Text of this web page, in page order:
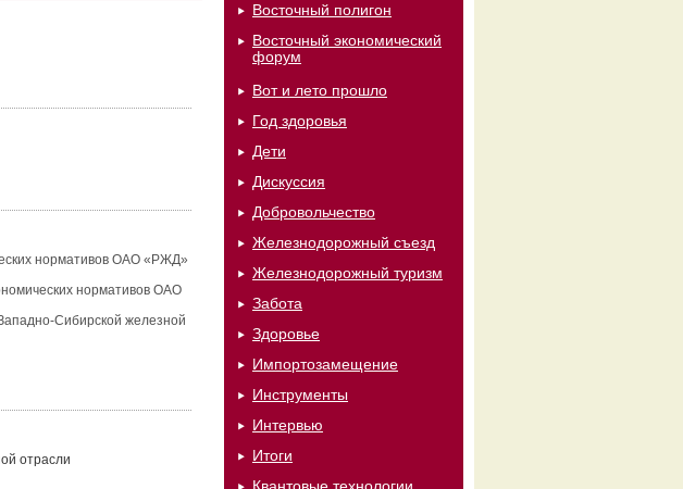
нормативов ОАО «РЖД»
нормативов ОАО
Сибирской железной
отрасли
Восточный полигон
Восточный экономический
форум
Вот и лето прошло
Год здоровья
Дети
Дискуссия
Добровольчество
Железнодорожный съезд
Железнодорожный туризм
Забота
Здоровье
Импортозамещение
Инструменты
Интервью
Итоги